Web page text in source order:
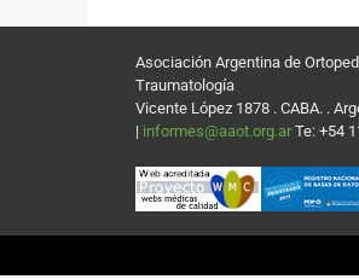
Asociación Argentina de
Traumatología
Vicente López 1878 . CABA. .
| informes@aaot.org.ar Te: +54